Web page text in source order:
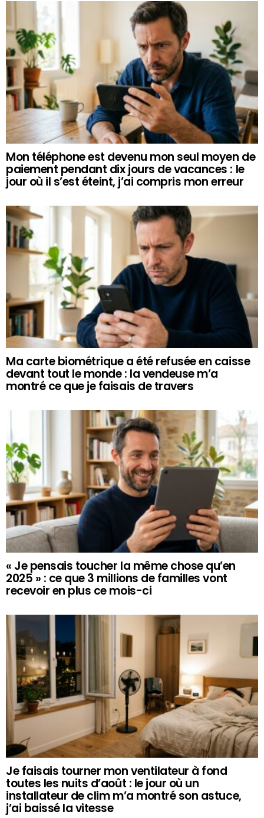
Mon téléphone est devenu mon seul moyen de
paiement pendant dix jours de vacances : le
jour où il s’est éteint, j’ai compris mon erreur
Ma carte biométrique a été refusée en caisse
devant tout le monde : la vendeuse m’a
montré ce que je faisais de travers
« Je pensais toucher la même chose qu’en
2025 » : ce que 3 millions de familles vont
recevoir en plus ce mois-ci
Je faisais tourner mon ventilateur à fond
toutes les nuits d’août : le jour où un
installateur de clim m’a montré son astuce,
j’ai baissé la vitesse